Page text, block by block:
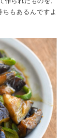
もあるんですよ